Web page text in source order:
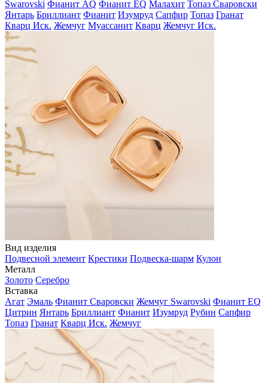
Swarovski Фианит AQ Фианит EQ Малахит Топаз Сваровски
Янтарь Бриллиант Фианит Изумруд Сапфир Топаз Гранат
Кварц Иск. Жемчуг Муассанит Кварц Жемчуг Иск.
Вид изделия
Подвесной элемент Крестики Подвеска-шарм Кулон
Металл
Золото Серебро
Вставка
Агат Эмаль Фианит Сваровски Жемчуг Swarovski Фианит EQ
Цитрин Янтарь Бриллиант Фианит Изумруд Рубин Сапфир
Топаз Гранат Кварц Иск. Жемчуг